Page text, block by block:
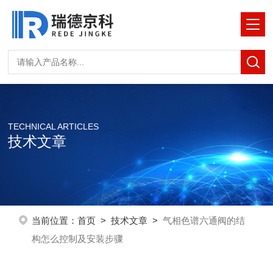
TECHNICAL ARTICLES
技术文章
当前位置： 首页> 技术文章> 气相色谱六通阀的结
构怎么控制及安装步骤